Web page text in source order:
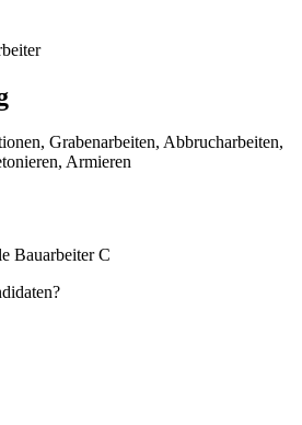
Grabenarbeiten, Abbrucharbeiten,
Armieren
Bauarbeiter C